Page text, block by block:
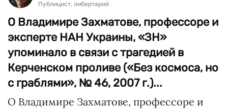
Публицист, либертарий
О Владимире Захматове, профессоре и
эксперте НАН Украины, «ЗН»
упоминало в связи с трагедией в
Керченском проливе («Без космоса, но
с граблями», № 46, 2007 г.)...
О Владимире Захматове, профессоре и